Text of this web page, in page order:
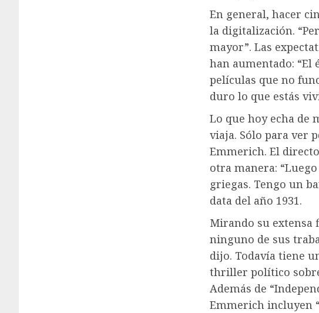
En general, hacer
la digitalización.
mayor”. Las
han aumentado: “El
películas que no
duro lo que estás
Lo que hoy echa de
viaja. Sólo para ver
Emmerich. El
otra manera:
griegas. Tengo un
data del año 1931.
Mirando su extensa
ninguno de sus
dijo. Todavía tiene
thriller político
Además de
Emmerich incluyen